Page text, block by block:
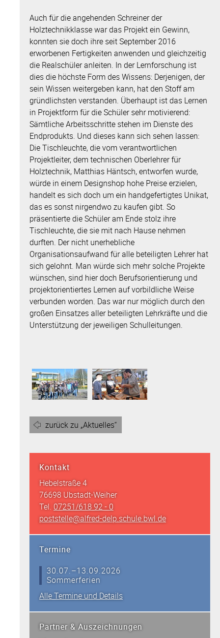
Auch für die angehenden Schreiner der
Holztechnikklasse war das Projekt ein Gewinn,
konnten sie doch ihre seit September 2016
erworbenen Fertigkeiten anwenden und gleichzeitig
die Realschüler anleiten. In der Lernforschung ist
dies die höchste Form des Wissens: Derjenigen, der
sein Wissen weitergeben kann, hat den Stoff am
gründlichsten verstanden. Überhaupt ist das Lernen
in Projektform für die Schüler sehr motivierend:
Sämtliche Arbeitsschritte stehen im Dienste des
Endprodukts. Und dieses kann sich sehen lassen:
Die Tischleuchte, die vom verantwortlichen
Projektleiter, dem technischen Oberlehrer für
Holztechnik, Matthias Häntsch, entworfen wurde,
würde in einem Designshop hohe Preise erzielen,
handelt es sich doch um ein handgefertigtes Unikat,
das es sonst nirgendwo zu kaufen gibt. So
präsentierte die Schüler am Ende stolz ihre
Tischleuchte, die sie mit nach Hause nehmen
durften. Der nicht unerhebliche
Organisationsaufwand für alle beteiligten Lehrer hat
sich gelohnt. Man würde sich mehr solche Projekte
wünschen, sind hier doch Berufsorientierung und
projektorientiertes Lernen auf vorbildliche Weise
verbunden worden. Das war nur möglich durch den
großen Einsatzes aller beteiligten Lehrkräfte und die
Unterstützung der jeweiligen Schulleitungen.
zurück zu „Aktuelles“
Kontakt
Hebelstraße 4
76698 Ubstadt-Weiher
Tel. 07251/618 92 - 0
poststelle@alfred-delp.schule.bwl.de
Termine
30.07.–13.09.2026
Sommerferien
Alle Termine und Details
Partner & Auszeichnungen